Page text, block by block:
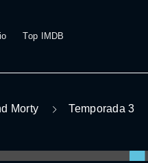
Top IMDB
Morty Temporada 3